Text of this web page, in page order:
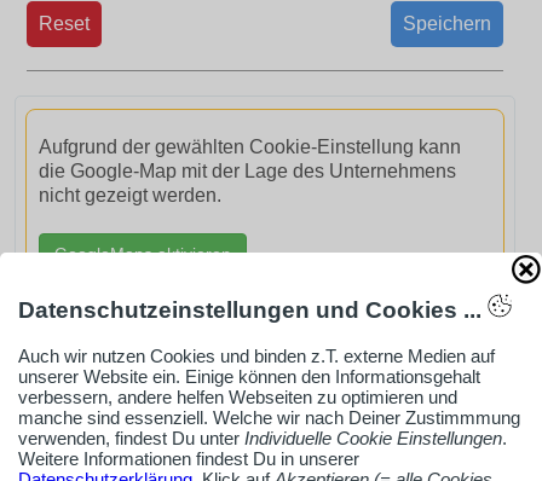
Speichern
Reset
Aufgrund der gewählten Cookie-Einstellung kann
die Google-Map mit der Lage des Unternehmens
nicht gezeigt werden.
GoogleMaps aktivieren
AdSense smARTe inArticle-Anzeige aktivieren
Datenschutzeinstellungen und Cookies ...
Auch wir nutzen Cookies und binden z.T. externe Medien auf
unserer Website ein. Einige können den Informationsgehalt
verbessern, andere helfen Webseiten zu optimieren und
manche sind essenziell. Welche wir nach Deiner Zustimmmung
verwenden, findest Du unter Individuelle Cookie Einstellungen.
Weitere Informationen findest Du in unserer